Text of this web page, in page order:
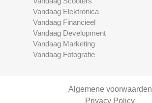
Vandaag Elektronica
Vandaag Financieel
Vandaag Development
Vandaag Marketing
Vandaag Fotografie
Algemene voorwaarden
Privacy Policy